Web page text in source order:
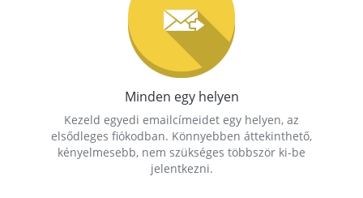
Minden egy helyen
Kezeld egyedi emailcímeidet egy helyen, az
elsődleges fiókodban. Könnyebben áttekinthető,
kényelmesebb, nem szükséges többször ki-be
jelentkezni.